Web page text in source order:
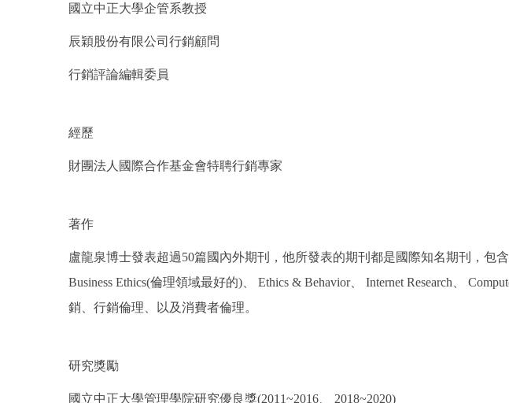
國立中正大學企管系教授
辰穎股份有限公司行銷顧問
行銷評論編輯委員
經歷
財團法人國際合作基金會特聘行銷專家
著作
盧龍泉博士發表超過50篇國內外期刊，他所發表的期刊都是國際知名期刊，包含
Business Ethics(倫理領域最好的)、 Ethics & Behavior、 Internet Research、
銷、行銷倫理、以及消費者倫理。
研究獎勵
國立中正大學管理學院研究優良獎(2011~2016、 2018~2020)